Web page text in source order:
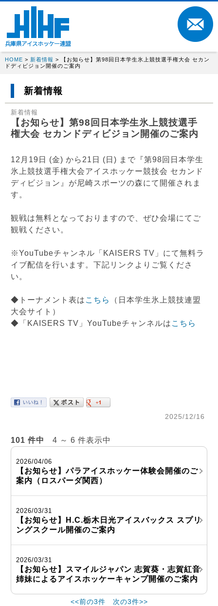
HOME > 新着情報 > 【お知らせ】第98回日本学生氷上競技選手権大会 セカン
ドディビジョン開催のご案内
新着情報
新着情報
【お知らせ】第98回日本学生氷上競技選手
権大会 セカンドディビジョン開催のご案内
12月19日 (金) から21日 (日) まで『第98回日本学生
氷上競技選手権大会アイスホッケー競技会 セカンド
ディビジョン』が尼崎スポーツの森にて開催されま
す。
観戦は無料となっておりますので、ぜひ会場にてご
観戦ください。
※YouTubeチャンネル「KAISERS TV」にて無料ラ
イブ配信を行います。下記リンクよりご覧くださ
い。
◆トーナメント表は こちら
（日本学生氷上競技連盟
大会サイト）
◆「KAISERS TV」YouTubeチャンネルは こちら
2025/12/16
101 件中 4 ～ 6 件表示中
2026/04/06
【お知らせ】パラアイスホッケー体験会開催のご
案内（ロスパーダ関西）
2026/03/31
【お知らせ】H.C.栃木日光アイスバックス スプリ
ングスクール開催のご案内
2026/03/31
【お知らせ】スマイルジャパン 志賀葵・志賀紅音
姉妹によるアイスホッケーキャンプ開催のご案内
<<前の3件
次の3件>>